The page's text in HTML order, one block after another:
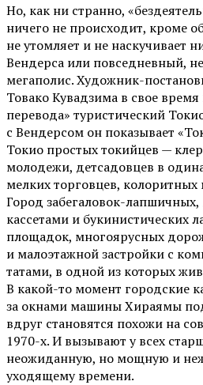
Но, как ни странно,
ничего не происходит, кроме
не утомляет и не наскучивает
Вендерса или повседневный,
мегаполис. Художник-
Товако Кувадзима в свое
перевода» туристический
с Вендерсом он показывает
Токио простых токийцев —
молодежи, детсадовцев в
мелких торговцев,
Город забегаловок-
кассетами и букинистических
площадок, многоярусных
и малоэтажной застройки с
татами, в одной из которых
В какой-то момент городские
за окнами машины Хираямы
вдруг становятся похожи на
1970-х. И вызывают у всех
неожиданную, но мощную и
уходящему времени.